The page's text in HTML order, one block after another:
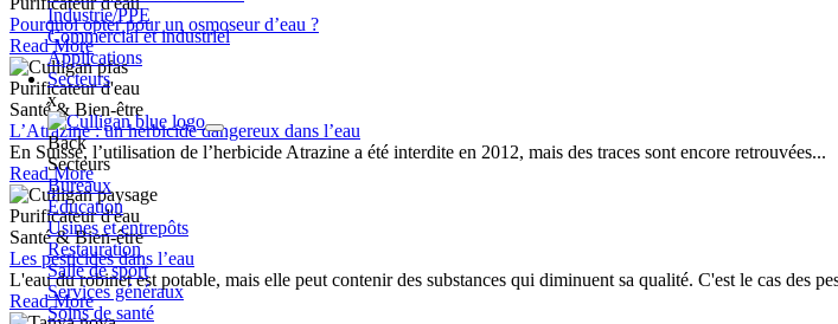
Industrie/PPE
Commercial et industriel
Applications
Secteurs
x
Back
Secteurs
Bureaux
Éducation
Usines et entrepôts
Restauration
Salle de sport
Services généraux
Soins de santé
Pourquoi opter pour un osmoseur d’eau ?
Read More
Purificateur d'eau
Santé & Bien-être
L’Atrazine : un herbicide dangereux dans l’eau
En Suisse, l’utilisation de l’herbicide Atrazine a été interdite en 2012, mais des traces sont encore retrouvées...
Read More
Purificateur d'eau
Santé & Bien-être
Les pesticides dans l’eau
L'eau du robinet est potable, mais elle peut contenir des substances qui diminuent sa qualité. C'est le cas des
Read More